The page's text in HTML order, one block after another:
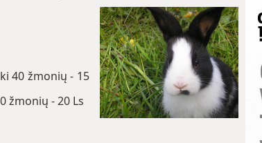
40 žmonių - 15
žmonių - 20 Ls